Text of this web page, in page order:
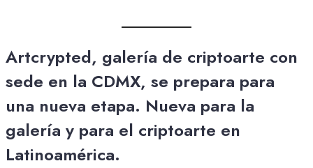
Artcrypted, galería de criptoarte con
sede en la CDMX, se prepara para
una nueva etapa. Nueva para la
galería y para el criptoarte en
Latinoamérica.